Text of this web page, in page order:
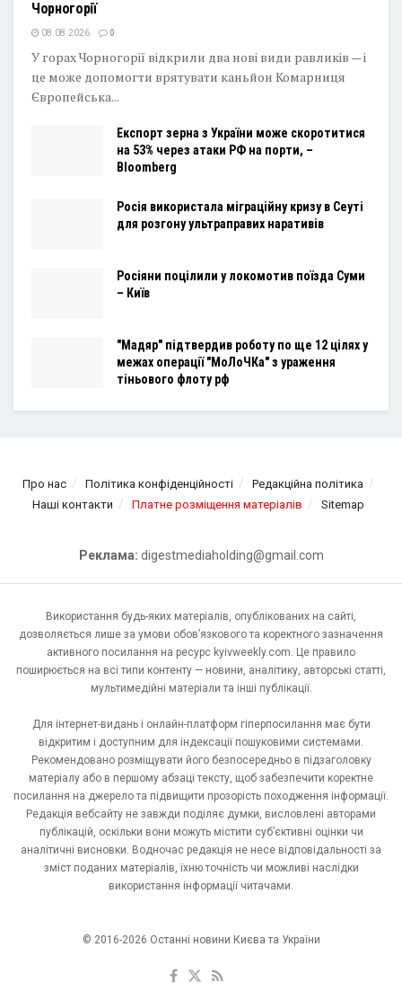
Чорногорії
08.08.2026 0
У горах Чорногорії відкрили два нові види равликів — і
це може допомогти врятувати каньйон Комарниця
Європейська...
Експорт зерна з України може скоротитися
на 53% через атаки РФ на порти, –
Bloomberg
Росія використала міграційну кризу в Сеуті
для розгону ультраправих наративів
Росіяни поцілили у локомотив поїзда Суми
– Київ
"Мадяр" підтвердив роботу по ще 12 цілях у
межах операції "МоЛоЧКа" з ураження
тіньового флоту рф
Про нас Політика конфіденційності
Редакційна політика
Наші контакти
Платне розміщення матеріалів Sitemap
Реклама: digestmediaholding@gmail.com
Використання будь-яких матеріалів, опублікованих на сайті,
дозволяється лише за умови обов’язкового та коректного зазначення
активного посилання на ресурс kyivweekly.com. Це правило
поширюється на всі типи контенту — новини, аналітику, авторські статті,
мультимедійні матеріали та інші публікації.
Для інтернет-видань і онлайн-платформ гіперпосилання має бути
відкритим і доступним для індексації пошуковими системами.
Рекомендовано розміщувати його безпосередньо в підзаголовку
матеріалу або в першому абзаці тексту, щоб забезпечити коректне
посилання на джерело та підвищити прозорість походження інформації.
Редакція вебсайту не завжди поділяє думки, висловлені авторами
публікацій, оскільки вони можуть містити суб’єктивні оцінки чи
аналітичні висновки. Водночас редакція не несе відповідальності за
зміст поданих матеріалів, їхню точність чи можливі наслідки
використання інформації читачами.
© 2016-2026 Останні новини Києва та України